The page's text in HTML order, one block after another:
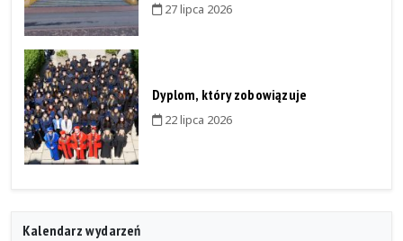
27 lipca 2026
Dyplom, który zobowiązuje
22 lipca 2026
Kalendarz wydarzeń